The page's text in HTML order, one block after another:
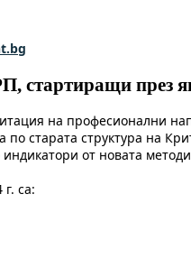
стартиращи през
на професионални
старата структура на
от новата
са: